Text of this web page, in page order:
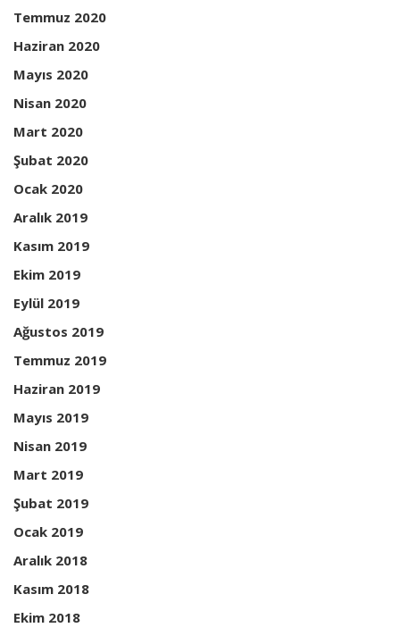
Temmuz 2020
Haziran 2020
Mayıs 2020
Nisan 2020
Mart 2020
Şubat 2020
Ocak 2020
Aralık 2019
Kasım 2019
Ekim 2019
Eylül 2019
Ağustos 2019
Temmuz 2019
Haziran 2019
Mayıs 2019
Nisan 2019
Mart 2019
Şubat 2019
Ocak 2019
Aralık 2018
Kasım 2018
Ekim 2018